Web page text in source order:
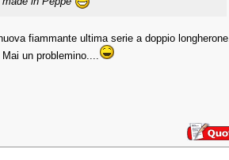
fiammante ultima serie a doppio
un problemino....